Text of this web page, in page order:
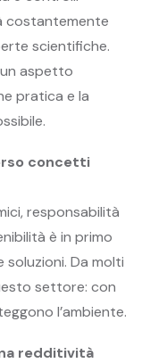
costantemente
scientifiche.
aspetto
pratica e la
concetti
responsabilità
è in primo
Da molti
settore: con
l’ambiente.
redditività